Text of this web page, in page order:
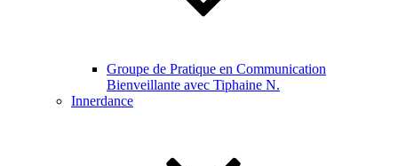
Groupe de Pratique en Communication
Bienveillante avec Tiphaine N.
Innerdance